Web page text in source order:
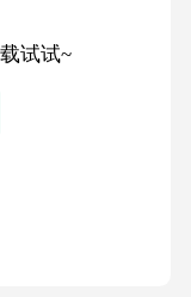
试试~